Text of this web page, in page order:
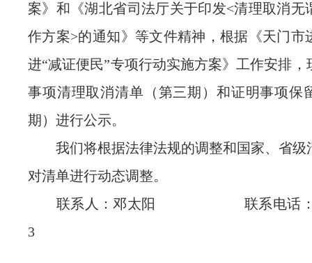
案》和《湖北省司法厅关于印发<清理取消无
作方案>的通知》等文件精神，根据《天门市
进“减证便民”专项行动实施方案》工作安排，
事项清理取消清单（第三期）和证明事项保
期）进行公示。
我们将根据法律法规的调整和国家、省级
对清单进行动态调整。
联系人：邓太阳 联系电话：
3